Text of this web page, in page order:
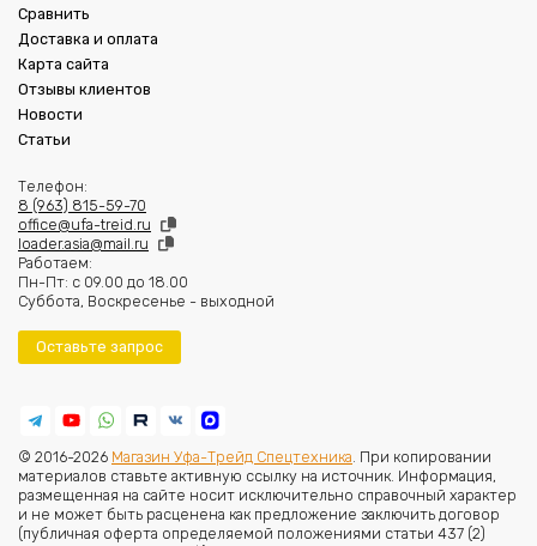
Сравнить
Доставка и оплата
Карта сайта
Отзывы клиентов
Новости
Статьи
Телефон:
8 (963) 815-59-70
office@ufa-treid.ru
loader.asia@mail.ru
Работаем:
Пн-Пт: с 09.00 до 18.00
Суббота, Воскресенье - выходной
Оставьте запрос
© 2016-2026 Магазин Уфа-Трейд Спецтехника. При копировании
материалов ставьте активную ссылку на источник. Информация,
размещенная на сайте носит исключительно справочный характер
и не может быть расценена как предложение заключить договор
(публичная оферта определяемой положениями статьи 437 (2)